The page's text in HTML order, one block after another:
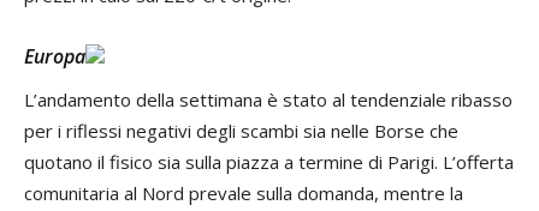
Europa
L’andamento della settimana è stato al tendenziale ribasso
per i riflessi negativi degli scambi sia nelle Borse che
quotano il fisico sia sulla piazza a termine di Parigi. L’offerta
comunitaria al Nord prevale sulla domanda, mentre la